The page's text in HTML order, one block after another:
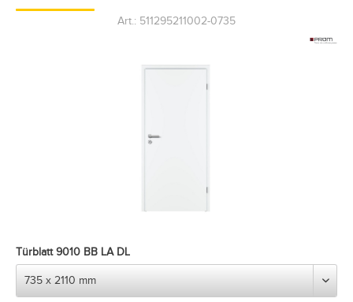
Art.: 511295211002-0735
Türblatt 9010 BB LA DL